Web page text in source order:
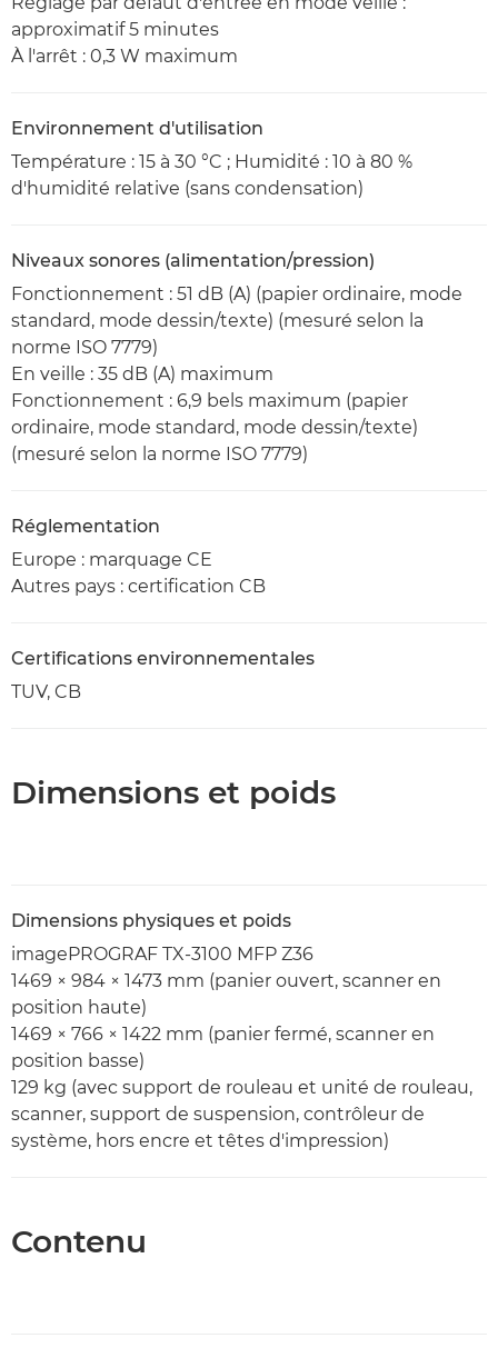
approximatif 5 minutes
À l'arrêt : 0,3 W maximum
Environnement d'utilisation
Température : 15 à 30 °C ; Humidité : 10 à 80 %
d'humidité relative (sans condensation)
Niveaux sonores (alimentation/pression)
Fonctionnement : 51 dB (A) (papier ordinaire, mode
standard, mode dessin/texte) (mesuré selon la
norme ISO 7779)
En veille : 35 dB (A) maximum
Fonctionnement : 6,9 bels maximum (papier
ordinaire, mode standard, mode dessin/texte)
(mesuré selon la norme ISO 7779)
Réglementation
Europe : marquage CE
Autres pays : certification CB
Certifications environnementales
TUV, CB
Dimensions et poids
Dimensions physiques et poids
imagePROGRAF TX-3100 MFP Z36
1469 × 984 × 1473 mm (panier ouvert, scanner en
position haute)
1469 × 766 × 1422 mm (panier fermé, scanner en
position basse)
129 kg (avec support de rouleau et unité de rouleau,
scanner, support de suspension, contrôleur de
système, hors encre et têtes d'impression)
Contenu